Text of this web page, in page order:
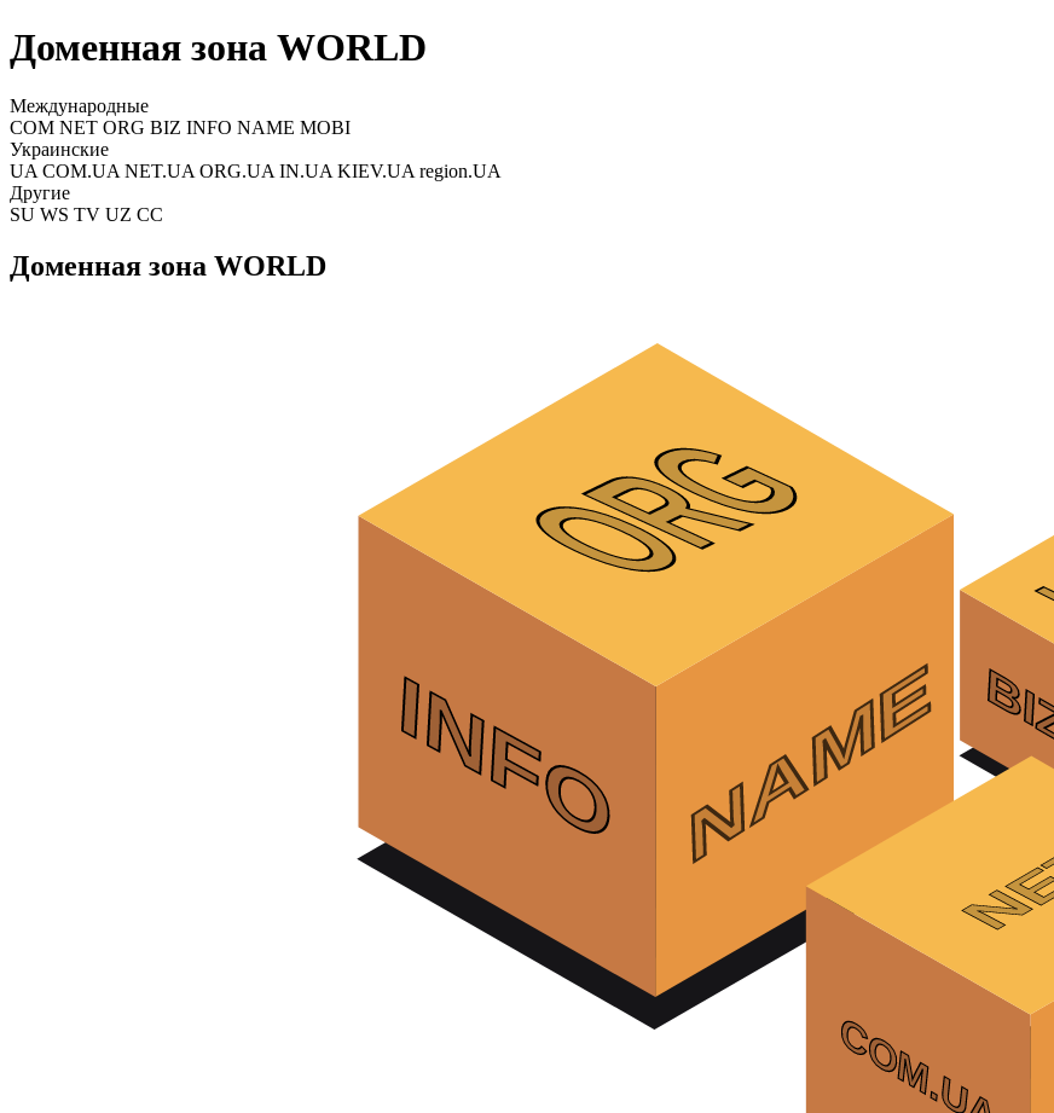
Доменная зона WORLD
Международные
COM NET ORG BIZ INFO NAME MOBI
Украинские
UA COM.UA NET.UA ORG.UA IN.UA KIEV.UA region.UA
Другие
SU WS TV UZ CC
Доменная зона WORLD